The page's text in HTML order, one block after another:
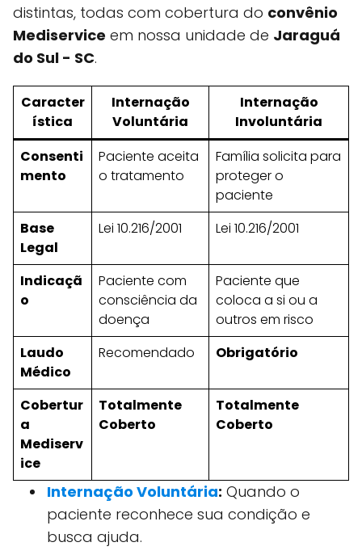
distintas, todas com cobertura do convênio
Mediservice em nossa unidade de Jaraguá
do Sul - SC.
Caracter
ística
Internação
Voluntária
Internação
Involuntária
Consenti
mento
Paciente aceita
o tratamento
Família solicita para
proteger o
paciente
Base
Legal
Lei 10.216/2001 Lei 10.216/2001
Indicaçã
o
Paciente com
consciência da
doença
Paciente que
coloca a si ou a
outros em risco
Laudo
Médico
Recomendado Obrigatório
Cobertur
a
Mediserv
ice
Totalmente
Coberto
Totalmente
Coberto
Internação Voluntária: Quando o
paciente reconhece sua condição e
busca ajuda.